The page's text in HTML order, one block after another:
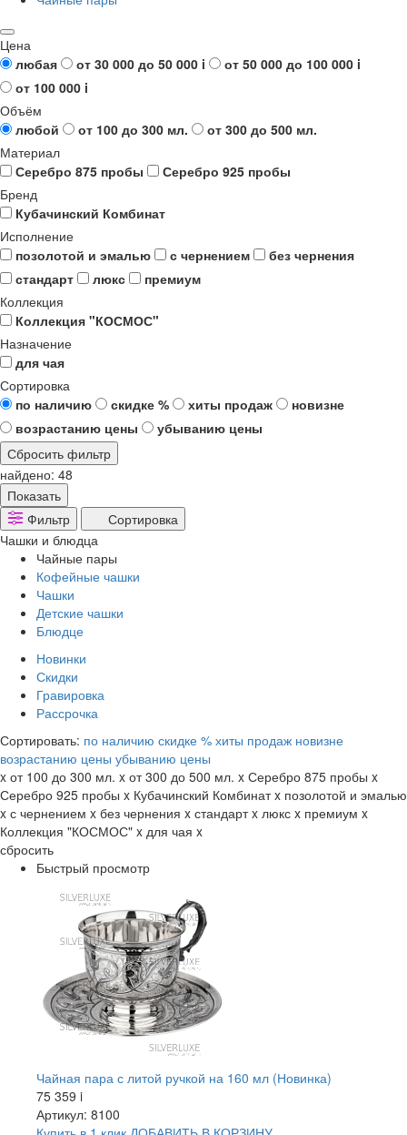
Цена
любая
от 30 000 до 50 000 i от 50 000 до 100 000 i
от 100 000 i
Объём
любой
от 100 до 300 мл.
от 300 до 500 мл.
Материал
Серебро 875 пробы
Серебро 925 пробы
Бренд
Кубачинский Комбинат
Исполнение
позолотой и эмалью
с чернением
без чернения
стандарт
люкс
премиум
Коллекция
Коллекция "КОСМОС"
Назначение
для чая
Сортировка
по наличию
скидке % хиты продаж
новизне
возрастанию цены
убыванию цены
Сбросить фильтр
найдено: 48
Показать
Фильтр
Сортировка
Чашки и блюдца
Чайные пары
Кофейные чашки
Чашки
Детские чашки
Блюдце
Новинки
Скидки
Гравировка
Рассрочка
Сортировать: по наличию скидке % хиты продаж новизне
возрастанию цены убыванию цены
x от 100 до 300 мл. x от 300 до 500 мл. x Серебро 875 пробы x
Серебро 925 пробы x Кубачинский Комбинат x позолотой и эмалью
x с чернением x без чернения x стандарт x люкс x премиум x
Коллекция "КОСМОС" x для чая x
сбросить
Быстрый просмотр
Чайная пара с литой ручкой на 160 мл (Новинка)
75 359 i
Артикул: 8100